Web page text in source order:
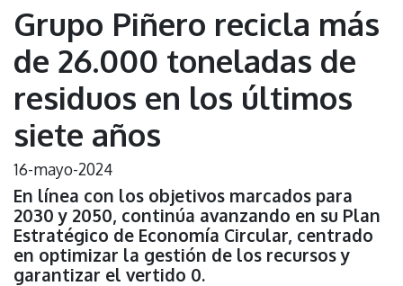
Grupo Piñero recicla más
de 26.000 toneladas de
residuos en los últimos
siete años
16-mayo-2024
En línea con los objetivos marcados para
2030 y 2050, continúa avanzando en su Plan
Estratégico de Economía Circular, centrado
en optimizar la gestión de los recursos y
garantizar el vertido 0.